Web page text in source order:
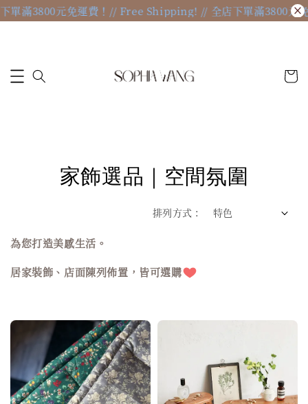
元免運費！// Free Shipping! // 全店下單滿3800元免運費
家飾選品｜空間氛圍
排列方式 :
為您打造美感生活。
居家裝飾、店面陳列佈置，皆可選購